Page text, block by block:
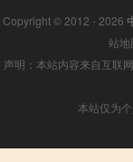
Copyright © 2012 - 2026
站地
声明：本站内容来自互联
本站仅为